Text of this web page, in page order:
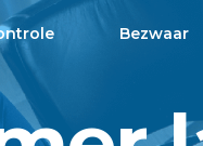
Bezwaar